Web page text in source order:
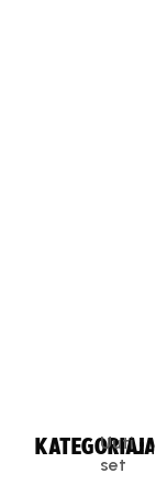
KATEGORIA:
Uuti
set